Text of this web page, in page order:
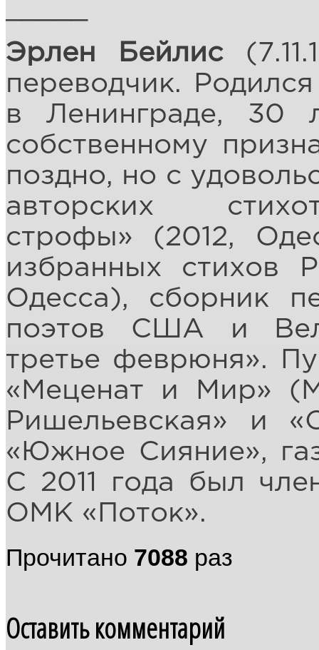
Эрлен Бейлис
переводчик.
в Ленинграде,
собственному
поздно, но с
авторских
строфы» (2012,
избранных стихов
Одесса), сборник
поэтов США и
третье феврюня».
«Меценат и Мир»
Ришельевская» и
«Южное Сияние»,
С 2011 года был
ОМК «Поток».
Прочитано 7088 раз
Оставить комментарий